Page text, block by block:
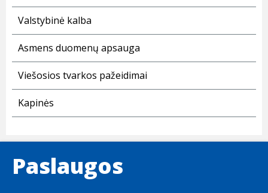
Valstybinė kalba
Asmens duomenų apsauga
Viešosios tvarkos pažeidimai
Kapinės
Paslaugos